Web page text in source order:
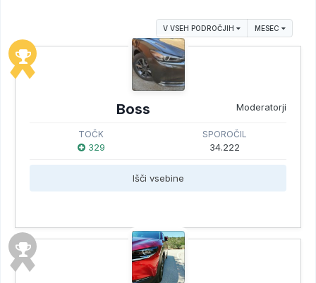
V VSEH PODROČJIH MESEC
Boss Moderatorji
TOČK
329
SPOROČIL
34.222
Išči vsebine